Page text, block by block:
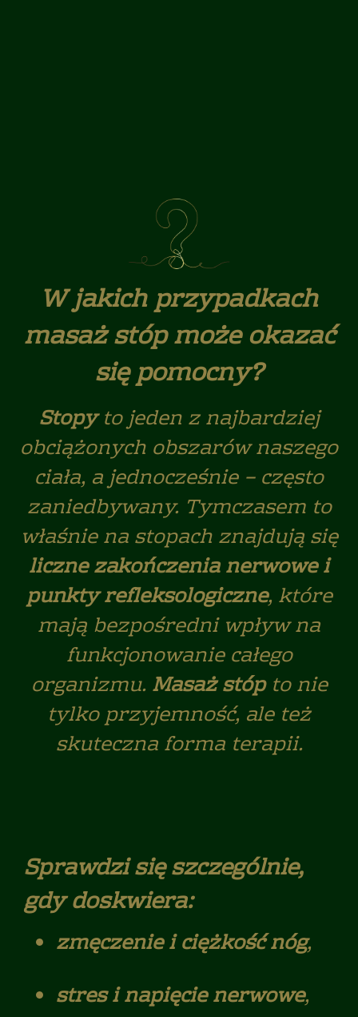
W jakich przypadkach
masaż stóp może okazać
się pomocny?
Stopyto jeden z najbardziej
obciążonych obszarów naszego
ciała, a jednocześnie – często
zaniedbywany. Tymczasem to
właśnie na stopach znajdują się
liczne zakończenia nerwowe i
punkty refleksologiczne, które
mają bezpośredni wpływ na
funkcjonowanie całego
organizmu. Masaż stópto nie
tylko przyjemność, ale też
skuteczna forma terapii.
Sprawdzi się szczególnie,
gdy doskwiera:
zmęczenie i ciężkość nóg,
stres i napięcie nerwowe,